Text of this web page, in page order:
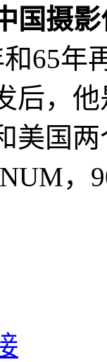
国摄
和65年
后，
美国
，